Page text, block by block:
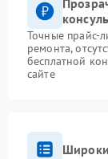
Точные прайс-
ремонта,
бесплатной
сайте